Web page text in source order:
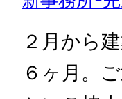
２月から
６ヶ月。